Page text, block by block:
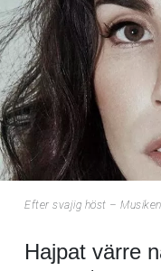
Efter svajig höst –
Hajpat värre